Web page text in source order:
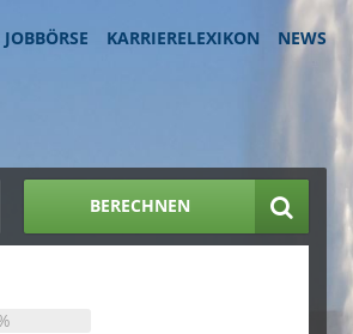
JOBBÖRSE KARRIERELEXIKON NEWS
BERECHNEN